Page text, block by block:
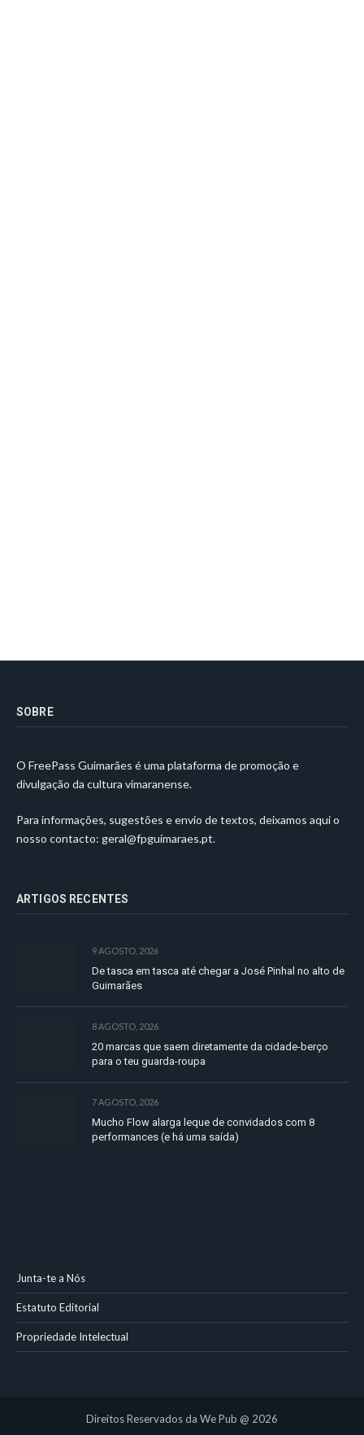
SOBRE
O FreePass Guimarães é uma plataforma de promoção e
divulgação da cultura vimaranense.
Para informações, sugestões e envio de textos, deixamos aqui o
nosso contacto: geral@fpguimaraes.pt.
ARTIGOS RECENTES
9 AGOSTO, 2026
De tasca em tasca até chegar a José Pinhal no alto de
Guimarães
8 AGOSTO, 2026
20 marcas que saem diretamente da cidade-berço
para o teu guarda-roupa
7 AGOSTO, 2026
Mucho Flow alarga leque de convidados com 8
performances (e há uma saída)
Junta-te a Nós
Estatuto Editorial
Propriedade Intelectual
Direitos Reservados da We Pub @ 2026